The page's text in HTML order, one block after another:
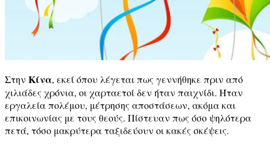
Στην Κίνα, εκεί όπου λέγεται πως γεννήθηκε πριν από
χιλιάδες χρόνια, οι χαρταετοί δεν ήταν παιχνίδι. Ήταν
εργαλεία πολέμου, μέτρησης αποστάσεων, ακόμα και
επικοινωνίας με τους θεούς. Πίστευαν πως όσο ψηλότερα
πετά, τόσο μακρύτερα ταξιδεύουν οι κακές σκέψεις.